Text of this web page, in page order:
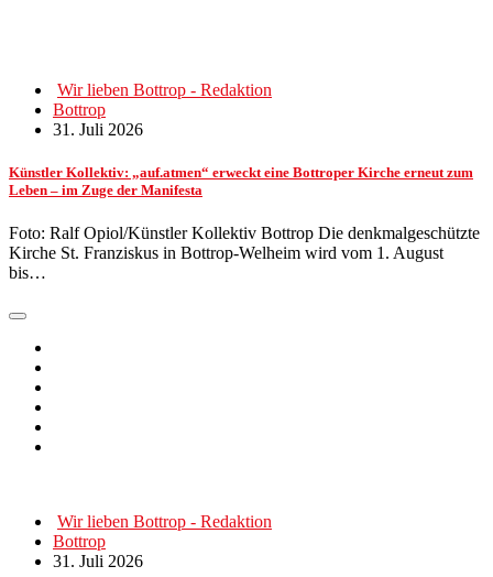
Wir lieben Bottrop - Redaktion
Bottrop
31. Juli 2026
Künstler Kollektiv: „auf.atmen“ erweckt eine Bottroper Kirche erneut zum
Leben – im Zuge der Manifesta
Foto: Ralf Opiol/Künstler Kollektiv Bottrop Die denkmalgeschützte
Kirche St. Franziskus in Bottrop-Welheim wird vom 1. August
bis…
Wir lieben Bottrop - Redaktion
Bottrop
31. Juli 2026